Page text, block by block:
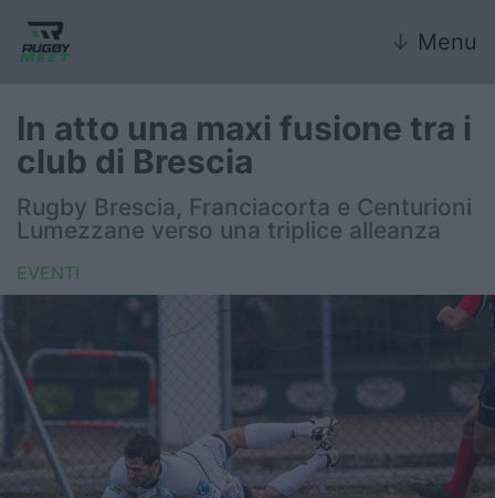
↓ Menu
Nazionali giovanili
Rugby Sevens
Internazionale
6 Nazioni
United Rugby Championship
In atto una maxi fusione tra i
club di Brescia
Rugby Brescia, Franciacorta e Centurioni
Lumezzane verso una triplice alleanza
EVENTI